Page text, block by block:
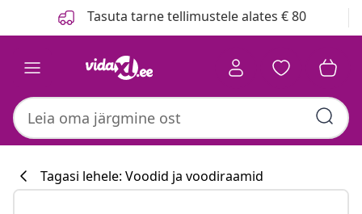
Tasuta tarne tellimustele alates € 80
Tagasi lehele: Voodid ja voodiraamid